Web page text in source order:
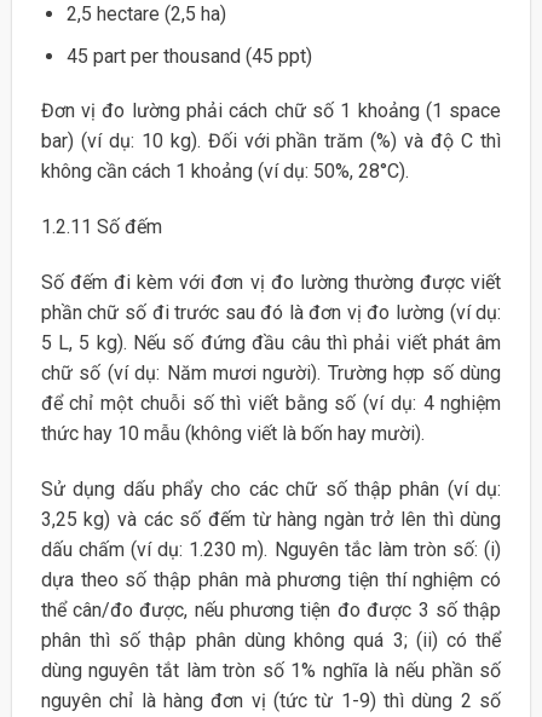
2,5 hectare (2,5 ha)
45 part per thousand (45 ppt)
Đơn vị đo lường phải cách chữ số 1 khoảng (1 space
bar) (ví dụ: 10 kg). Đối với phần trăm (%) và độ C thì
không cần cách 1 khoảng (ví dụ: 50%, 28°C).
1.2.11 Số đếm
Số đếm đi kèm với đơn vị đo lường thường được viết
phần chữ số đi trước sau đó là đơn vị đo lường (ví dụ:
5 L, 5 kg). Nếu số đứng đầu câu thì phải viết phát âm
chữ số (ví dụ: Năm mươi người). Trường hợp số dùng
để chỉ một chuỗi số thì viết bằng số (ví dụ: 4 nghiệm
thức hay 10 mẫu (không viết là bốn hay mười).
Sử dụng dấu phẩy cho các chữ số thập phân (ví dụ:
3,25 kg) và các số đếm từ hàng ngàn trở lên thì dùng
dấu chấm (ví dụ: 1.230 m). Nguyên tắc làm tròn số: (i)
dựa theo số thập phân mà phương tiện thí nghiệm có
thể cân/đo được, nếu phương tiện đo được 3 số thập
phân thì số thập phân dùng không quá 3; (ii) có thể
dùng nguyên tắt làm tròn số 1% nghĩa là nếu phần số
nguyên chỉ là hàng đơn vị (tức từ 1-9) thì dùng 2 số